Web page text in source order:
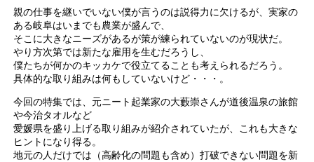
親の仕事を継いでいない僕が言うのは説得力に欠けるが、実家の
ある岐阜はいまでも農業が盛んで、
そこに大きなニーズがあるが策が練られていないのが現状だ。
やり方次第では新たな雇用を生むだろうし、
僕たちが何かのキッカケで役立てることも考えられるだろう。
具体的な取り組みは何もしていないけど・・・。
今回の特集では、元ニート起業家の大藪崇さんが道後温泉の旅館
や今治タオルなど
愛媛県を盛り上げる取り組みが紹介されていたが、これも大きな
ヒントになり得る。
地元の人だけでは（高齢化の問題も含め）打破できない問題を新